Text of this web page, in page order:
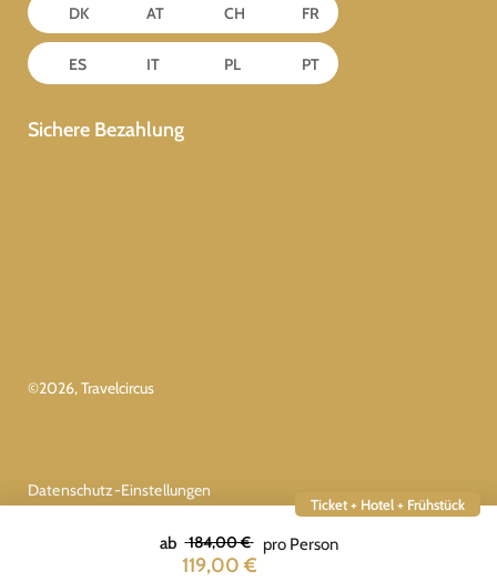
Ticket + Hotel + Frühstück
ab 184,00 €
119,00 €
pro Person
DK AT CH FR
ES IT PL PT
Sichere Bezahlung
©2026, Travelcircus
Datenschutz-Einstellungen